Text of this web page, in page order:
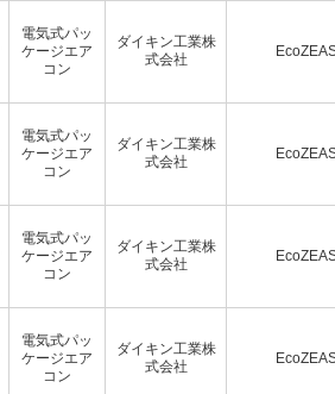
電気式パッ
ケージエア
コン
ダイキン工業株
式会社
電気式パッ
ケージエア
コン
ダイキン工業株
式会社
電気式パッ
ケージエア
コン
ダイキン工業株
式会社
電気式パッ
ケージエア
コン
ダイキン工業株
式会社